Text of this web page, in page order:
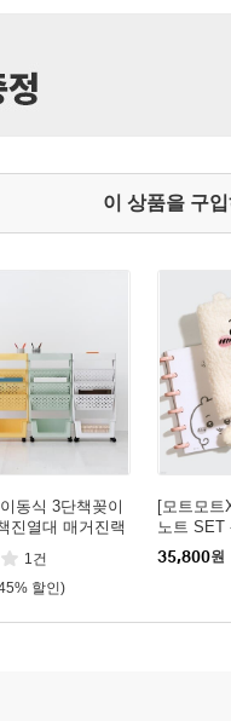
이 상품을 구
동식 3단책꽂이
진열대 매거진랙
1건
할인)
[모트모트
노트 SET
35,800원